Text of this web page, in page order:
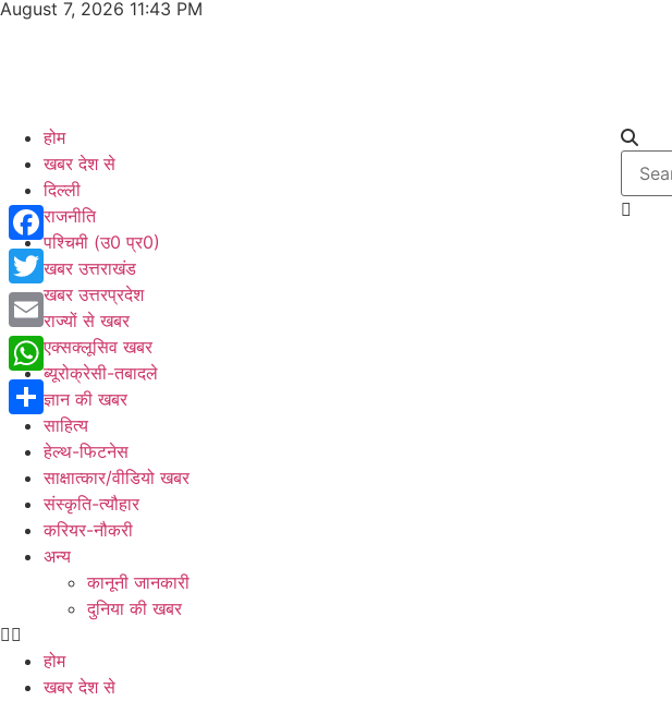
August 7, 2026 11:43 PM
होम
खबर देश से
दिल्ली
राजनीति
पश्चिमी (उ0 प्र0)
खबर उत्तराखंड
खबर उत्तरप्रदेश
राज्यों से खबर
एक्सक्लूसिव खबर
ब्यूरोक्रेसी-तबादले
ज्ञान की खबर
साहित्य
हेल्थ-फिटनेस
साक्षात्कार/वीडियो खबर
संस्कृति-त्यौहार
करियर-नौकरी
अन्य
कानूनी जानकारी
दुनिया की खबर
होम
खबर देश से
Facebook
Twitter
Email
WhatsApp
Share